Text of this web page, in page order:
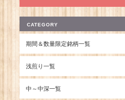
CATEGORY
期間＆数量限定銘柄一覧
浅煎り一覧
中～中深一覧